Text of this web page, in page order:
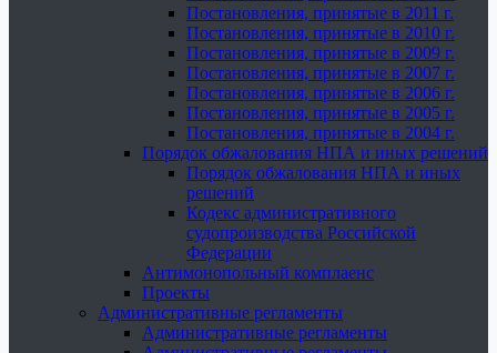
Постановления, принятые в 2011 г.
Постановления, принятые в 2010 г.
Постановления, принятые в 2009 г.
Постановления, принятые в 2007 г.
Постановления, принятые в 2006 г.
Постановления, принятые в 2005 г.
Постановления, принятые в 2004 г.
Порядок обжалования НПА и иных решений
Порядок обжалования НПА и иных
решений
Кодекс административного
судопроизводства Российской
Федерации
Антимонопольный комплаенс
Проекты
Административные регламенты
Административные регламенты